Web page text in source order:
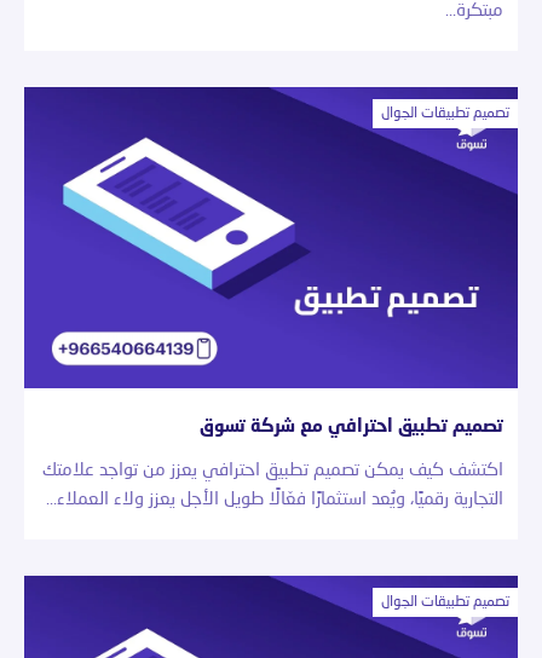
مبتكرة…
تصميم تطبيقات الجوال
تصميم تطبيق احترافي مع شركة تسوق
اكتشف كيف يمكن تصميم تطبيق احترافي يعزز من تواجد علامتك
التجارية رقميًا، ويُعد استثمارًا فعّالًا طويل الأجل يعزز ولاء العملاء…
تصميم تطبيقات الجوال